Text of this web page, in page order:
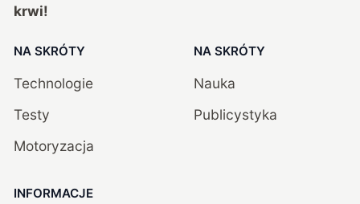
krwi!
NA SKRÓTY
Technologie
Testy
Motoryzacja
NA SKRÓTY
Nauka
Publicystyka
INFORMACJE